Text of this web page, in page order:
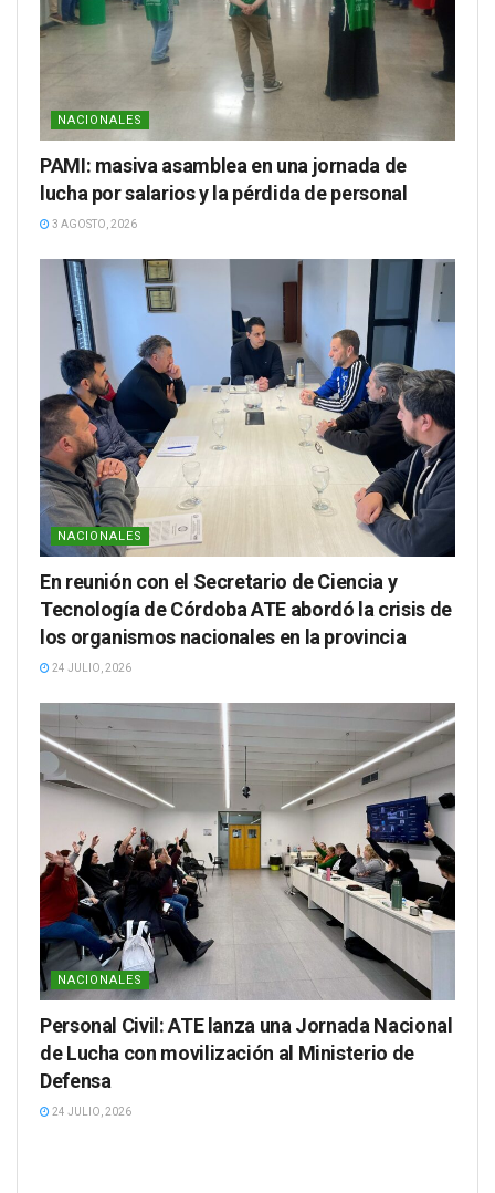
NACIONALES
PAMI: masiva asamblea en una jornada de
lucha por salarios y la pérdida de personal
3 AGOSTO, 2026
NACIONALES
En reunión con el Secretario de Ciencia y
Tecnología de Córdoba ATE abordó la crisis de
los organismos nacionales en la provincia
24 JULIO, 2026
NACIONALES
Personal Civil: ATE lanza una Jornada Nacional
de Lucha con movilización al Ministerio de
Defensa
24 JULIO, 2026